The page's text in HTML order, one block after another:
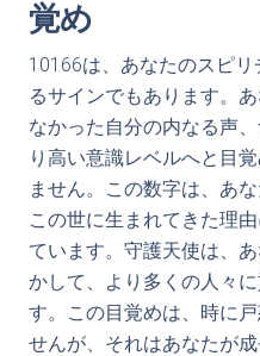
覚め
10166は、あなたのスピ
るサインでもあります。
なかった自分の内なる声
り高い意識レベルへと目
ません。この数字は、あ
この世に生まれてきた理
ています。守護天使は、
かして、より多くの人々
す。この目覚めは、時に
せんが、それはあなたが